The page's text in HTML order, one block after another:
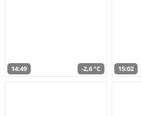
14:49 -2,6 °C 15:02